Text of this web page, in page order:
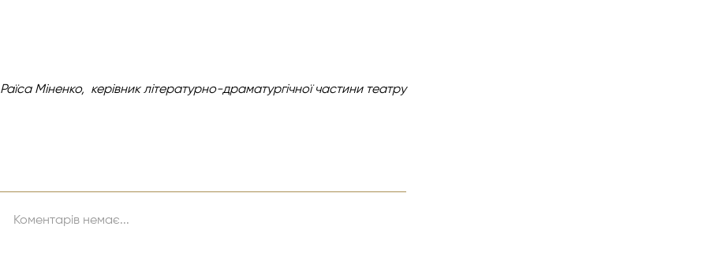
Раїса Міненко, керівник літературно-драматургічноїчастини театру
Коментарів немає...